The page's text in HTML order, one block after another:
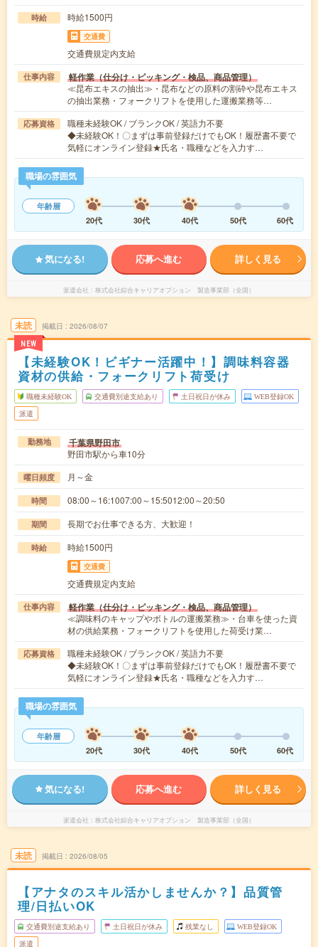
時給 時給1500円
交通費
交通費規定内支給
仕事内容 軽作業（仕分け・ピッキング・検品、商品管理）
≪昆布エキスの抽出≫・昆布などの原料の割砕や昆布エキス
の抽出業務・フォークリフトを使用した運搬業務等…
応募資格
職種未経験OK / ブランクOK / 英語力不要
◆未経験OK！〇まずは事前登録だけでもOK！履歴書不要で
気軽にオンライン登録★氏名・職種などを入力す…
職場の雰囲気
年齢層
20代
30代 40代 50代 60代
気になる! 応募へ進む 詳しく見る
派遣会社 株式会社綜合キャリアオプション 製造事業部（全国）
未読
NEW
掲載日 2026/08/07
【未経験OK！ビギナー活躍中！】調味料容器
資材の供給・フォークリフト荷受け
職種未経験OK 交通費別途支給あり 土日祝日が休み WEB登録OK
派遣
勤務地 千葉県野田市
野田市駅から車10分
曜日頻度 月～金
時間 08:00～16:1007:00～15:5012:00～20:50
期間 長期でお仕事できる方、大歓迎！
時給 時給1500円
交通費
交通費規定内支給
仕事内容 軽作業（仕分け・ピッキング・検品、商品管理）
≪調味料のキャップやボトルの運搬業務≫・台車を使った資
材の供給業務・フォークリフトを使用した荷受け業…
応募資格
職種未経験OK / ブランクOK / 英語力不要
◆未経験OK！〇まずは事前登録だけでもOK！履歴書不要で
気軽にオンライン登録★氏名・職種などを入力す…
職場の雰囲気
年齢層
20代
30代 40代 50代 60代
気になる! 応募へ進む 詳しく見る
派遣会社 株式会社綜合キャリアオプション 製造事業部（全国）
未読 掲載日 2026/08/05
【アナタのスキル活かしませんか？】品質管
理/日払いOK
交通費別途支給あり 土日祝日が休み 残業なし WEB登録OK
派遣